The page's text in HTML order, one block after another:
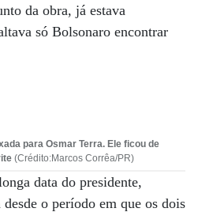
da obra, já estava
só Bolsonaro encontrar
para Osmar Terra. Ele ficou de
(Crédito:Marcos Corrêa/PR)
data do presidente,
o período em que os dois